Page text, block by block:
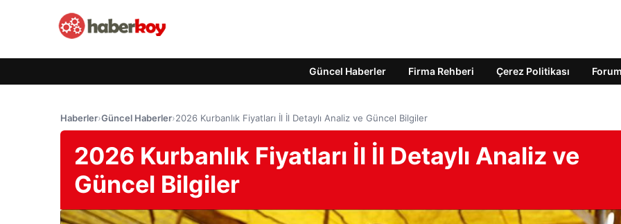
Güncel Haberler Firma Rehberi Çerez Politikası Forum
Haberler›Güncel Haberler›2026 Kurbanlık Fiyatları İl İl Detaylı Analiz ve Güncel Bilgiler
2026 Kurbanlık Fiyatları İl İl Detaylı Analiz ve
Güncel Bilgiler